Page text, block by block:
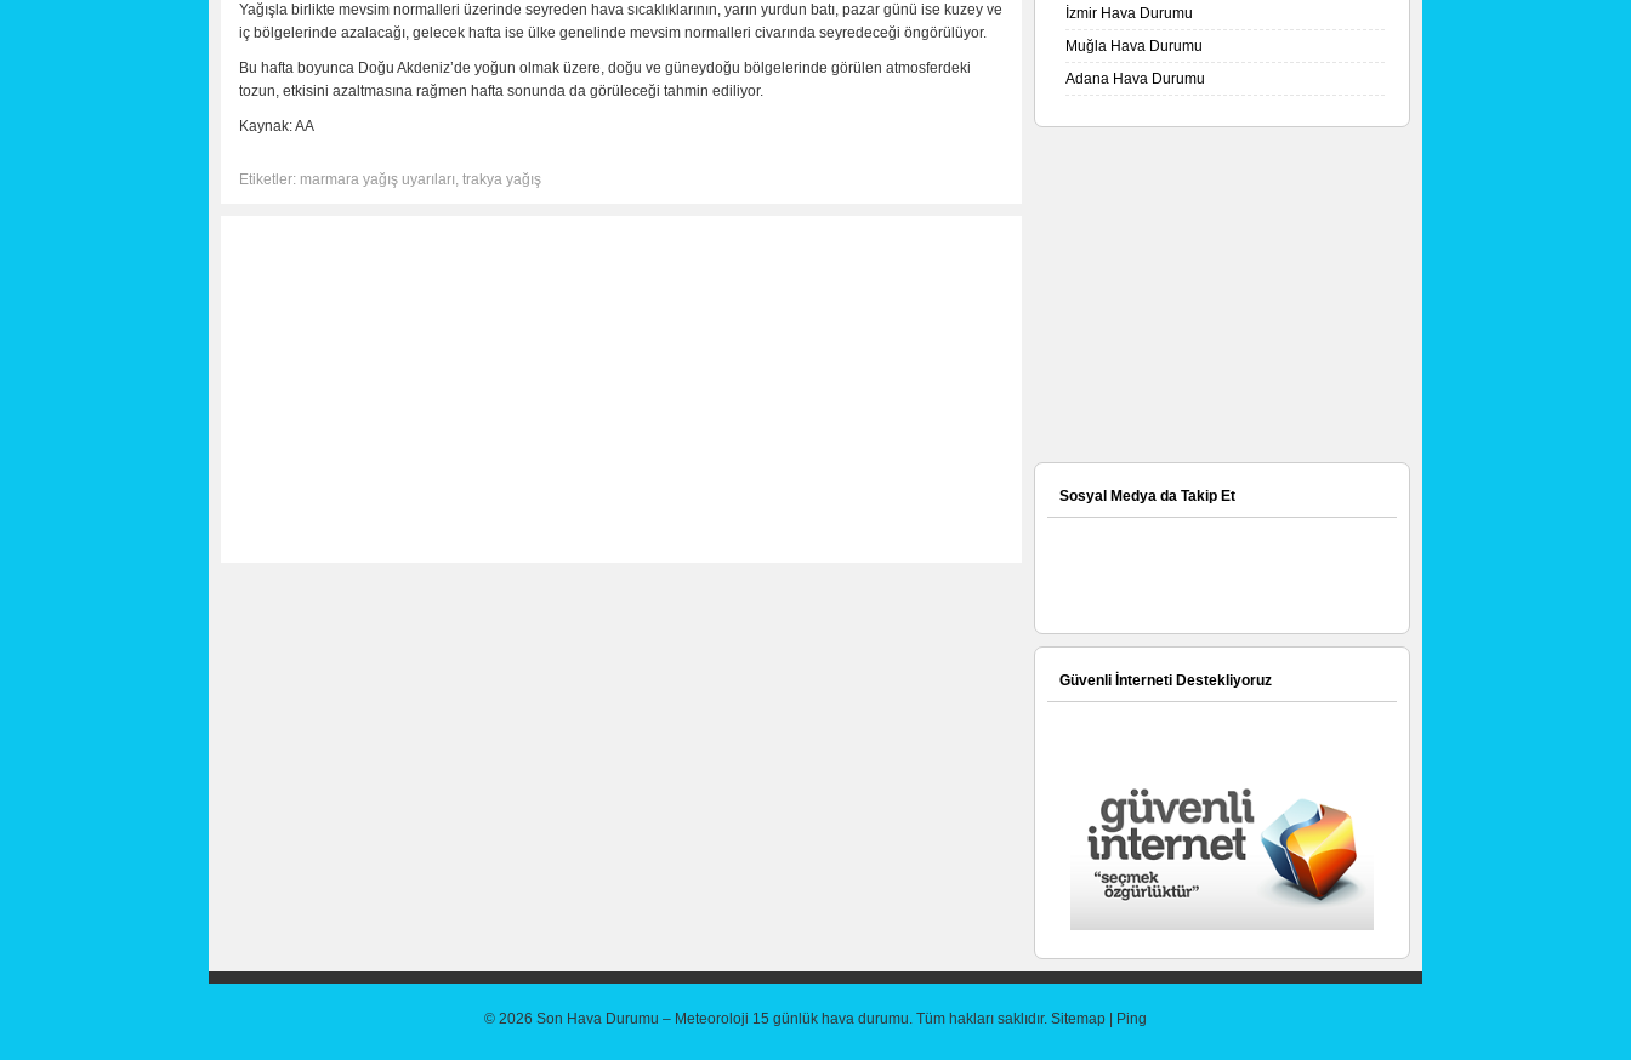
Yağışla birlikte mevsim normalleri üzerinde seyreden hava sıcaklıklarının, yarın yurdun batı, pazar günü ise kuzey ve
iç bölgelerinde azalacağı, gelecek hafta ise ülke genelinde mevsim normalleri civarında seyredeceği öngörülüyor.
Bu hafta boyunca Doğu Akdeniz’de yoğun olmak üzere, doğu ve güneydoğu bölgelerinde görülen atmosferdeki
tozun, etkisini azaltmasına rağmen hafta sonunda da görüleceği tahmin ediliyor.
Kaynak: AA
Etiketler: marmara yağış uyarıları, trakya yağış
İzmir Hava Durumu
Muğla Hava Durumu
Adana Hava Durumu
Sosyal Medya da Takip Et
Güvenli İnterneti Destekliyoruz
© 2026 Son Hava Durumu – Meteoroloji 15 günlük hava durumu. Tüm hakları saklıdır. Sitemap Ping